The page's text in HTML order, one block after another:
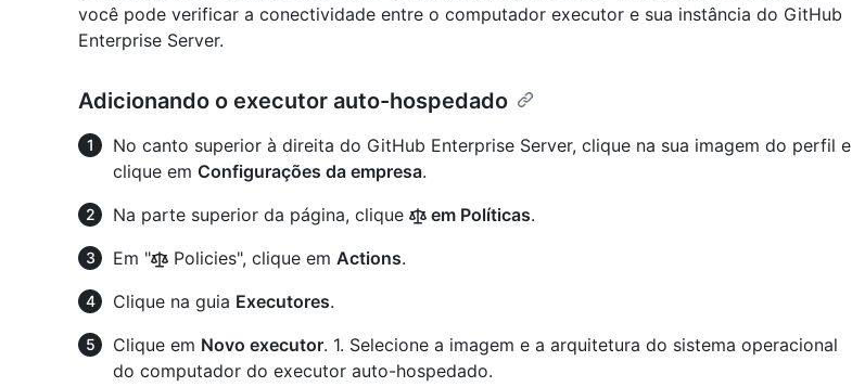
você pode verificar a conectividade entre o computador executor e sua instância do GitHub
Enterprise Server.
Adicionando o executor auto-hospedado
No canto superior à direita do GitHub Enterprise Server, clique na sua imagem do perfil e
clique em Configurações da empresa.
Na parte superior da página, clique
em Políticas.
Em "
Policies", clique em Actions.
Clique na guia Executores.
Clique em Novo executor. 1. Selecione a imagem e a arquitetura do sistema operacional
do computador do executor auto-hospedado.